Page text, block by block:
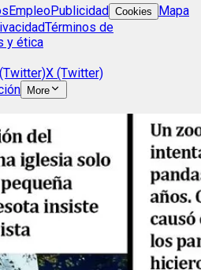
EmpleoPublicidad Cookies
Mapa
Términos de
y ética
X (Twitter)
More